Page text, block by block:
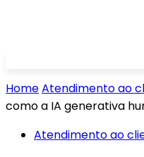
HomeAtendimento ao
como a IA generativa
Atendimento ao